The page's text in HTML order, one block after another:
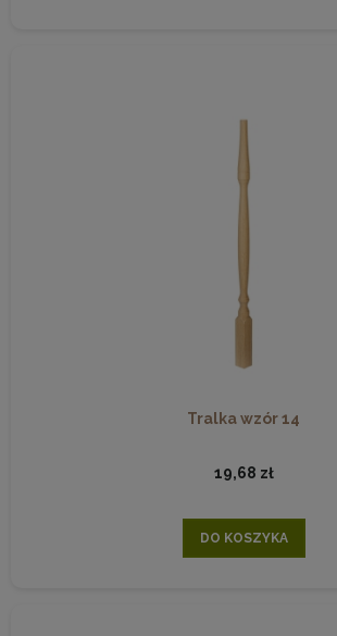
Tralka wzór 14
19,68 zł
DO KOSZYKA